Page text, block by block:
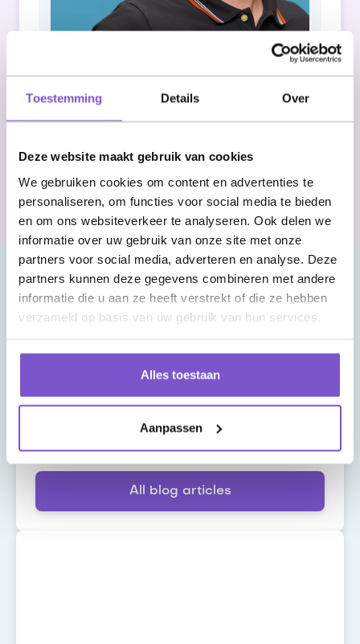
Toestemming Details Over
Deze website maakt gebruik van cookies
We gebruiken cookies om content en advertenties te
personaliseren, om functies voor social media te bieden
en om ons websiteverkeer te analyseren. Ook delen we
informatie over uw gebruik van onze site met onze
partners voor social media, adverteren en analyse. Deze
partners kunnen deze gegevens combineren met andere
informatie die u aan ze heeft verstrekt of die ze hebben
verzameld op basis van uw gebruik van hun services.
Alles toestaan
Aanpassen
Thanks to his years of RPA experience, he can
provide each customer with the right advice
GET STARTED
n8n en SAP Joule Studio: van
AI‑inzicht naar echte
automatisering
All blog articles